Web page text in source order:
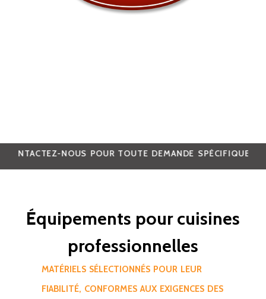
TOUTE DEMANDE SPÉCIFIQUE.CATALOGUE EN COURS
Équipements pour cuisines
professionnelles
MATÉRIELS SÉLECTIONNÉS POUR LEUR
FIABILITÉ, CONFORMES AUX EXIGENCES DES